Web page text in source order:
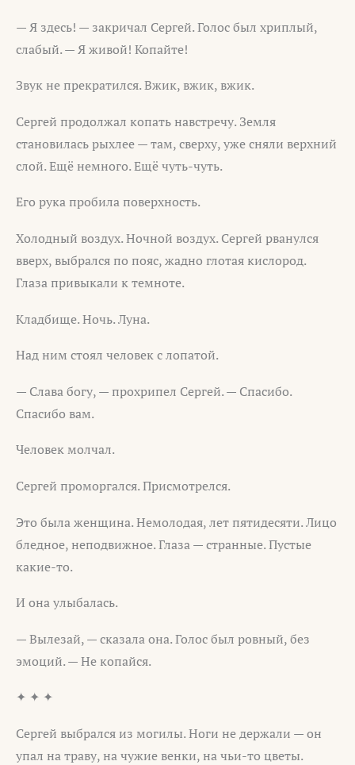
— Я здесь! — закричал Сергей. Голос был хриплый,
слабый. — Я живой! Копайте!
Звук не прекратился. Вжик, вжик, вжик.
Сергей продолжал копать навстречу. Земля
становилась рыхлее — там, сверху, уже сняли верхний
слой. Ещё немного. Ещё чуть-чуть.
Его рука пробила поверхность.
Холодный воздух. Ночной воздух. Сергей рванулся
вверх, выбрался по пояс, жадно глотая кислород.
Глаза привыкали к темноте.
Кладбище. Ночь. Луна.
Над ним стоял человек с лопатой.
— Слава богу, — прохрипел Сергей. — Спасибо.
Спасибо вам.
Человек молчал.
Сергей проморгался. Присмотрелся.
Это была женщина. Немолодая, лет пятидесяти. Лицо
бледное, неподвижное. Глаза — странные. Пустые
какие-то.
И она улыбалась.
— Вылезай, — сказала она. Голос был ровный, без
эмоций. — Не копайся.
✦ ✦ ✦
Сергей выбрался из могилы. Ноги не держали — он
упал на траву, на чужие венки, на чьи-то цветы.